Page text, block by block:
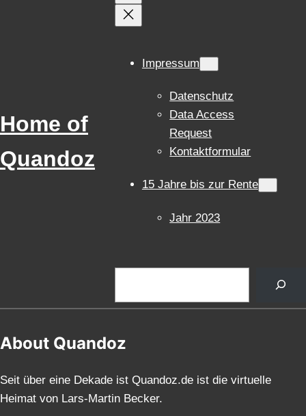
Home of
Quandoz
Impressum
Datenschutz
Data Access
Request
Kontaktformular
15 Jahre bis zur Rente
Jahr 2023
About Quandoz
Seit über eine Dekade ist Quandoz.de ist die virtuelle
Heimat von Lars-Martin Becker.